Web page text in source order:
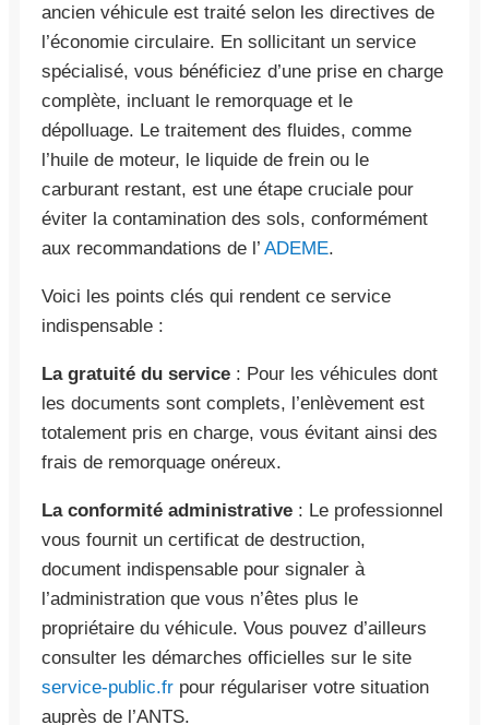
ancien véhicule est traité selon les directives de
l’économie circulaire. En sollicitant un service
spécialisé, vous bénéficiez d’une prise en charge
complète, incluant le remorquage et le
dépolluage. Le traitement des fluides, comme
l’huile de moteur, le liquide de frein ou le
carburant restant, est une étape cruciale pour
éviter la contamination des sols, conformément
aux recommandations de l’ ADEME.
Voici les points clés qui rendent ce service
indispensable :
La gratuité du service : Pour les véhicules dont
les documents sont complets, l’enlèvement est
totalement pris en charge, vous évitant ainsi des
frais de remorquage onéreux.
La conformité administrative : Le professionnel
vous fournit un certificat de destruction,
document indispensable pour signaler à
l’administration que vous n’êtes plus le
propriétaire du véhicule. Vous pouvez d’ailleurs
consulter les démarches officielles sur le site
service-public.fr pour régulariser votre situation
auprès de l’ANTS.